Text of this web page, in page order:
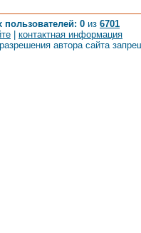
пользователей: 0 из 6701
контактная информация
автора сайта